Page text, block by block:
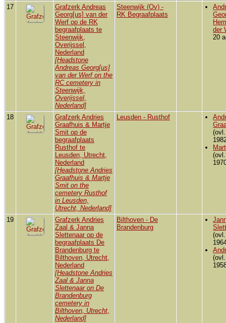
17
Grafzerk Andreas
Georg[us] van der
Werf op de RK
begraafplaats te
Steenwijk,
Overijssel,
Nederland
[Headstone
Andreas Georg[us]
van der Werf on the
RC cemetery in
Steenwijk,
Overijssel,
Nederland]
Steenwijk (Ov) -
RK Begraafplaats
der
20
18
Grafzerk Andries
Graafhuis & Martje
Smit op de
begraafplaats
Rusthof te
Leusden, Utrecht,
Nederland
[Headstone Andries
Graafhuis & Martje
Smit on the
cemetery Rusthof
in Leusden,
Utrecht, Nederland]
Leusden - Rusthof
19
Grafzerk Andries
Zaal & Janna
Slettenaar op de
begraafplaats De
Brandenburg te
Bilthoven, Utrecht,
Nederland
[Headstone Andries
Zaal & Janna
Slettenaar on De
Brandenburg
cemetery in
Bilthoven, Utrecht,
Nederland]
Bilthoven - De
Brandenburg